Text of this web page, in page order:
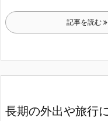
記事を読む
長期の外出や旅行